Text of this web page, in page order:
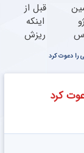
قبل از
اینکه
ریزش
دیده
را دعوت کرد
کرد